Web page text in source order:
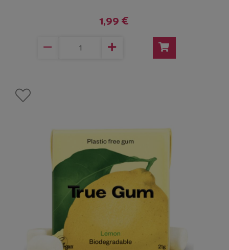
1,99 €